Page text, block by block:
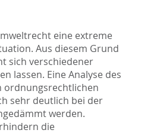
eine extreme
Aus diesem Grund
sich verschiedener
lassen. Eine Analyse des
ordnungsrechtlichen
sehr deutlich bei der
werden.
die